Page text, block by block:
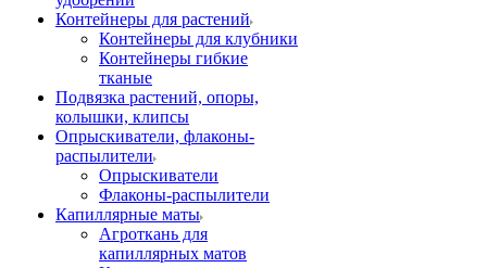
Контейнеры для растений
Контейнеры для клубники
Контейнеры гибкие
тканые
Подвязка растений, опоры,
колышки, клипсы
Опрыскиватели, флаконы-
распылители
Опрыскиватели
Флаконы-распылители
Капиллярные маты
Агроткань для
капиллярных матов